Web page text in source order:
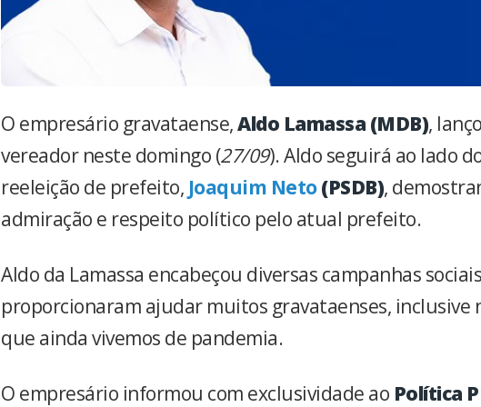
O empresário gravataense,Aldo Lamassa (MDB),
vereador neste domingo (27/09). Aldo seguirá ao lado
reeleição de prefeito, Joaquim Neto(PSDB),
admiração e respeito político pelo atual prefeito.
Aldo da Lamassa encabeçou diversas campanhas
proporcionaram ajudar muitos gravataenses, inclusive
que ainda vivemos de pandemia.
O empresário informou com exclusividade ao Política